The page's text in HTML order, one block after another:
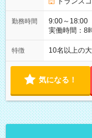
勤務時間
9:00～18:00
実働時間：8
業代は1分単
特徴 10名以上の
気になる！